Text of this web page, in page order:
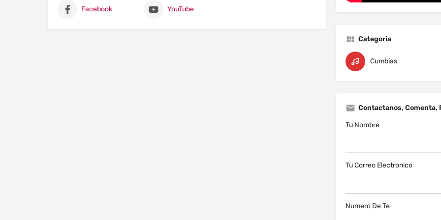
Facebook YouTube
Categoria
Cumbias
Contactanos, Comenta,
Tu Nombre
Tu Correo Electronico
Numero De Te